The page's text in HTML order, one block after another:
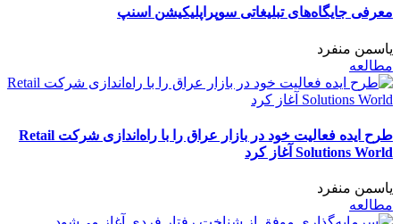
معرفی جایگاه‌های تبلیغاتی سوپراپلیکیشن اسنپ
یاسمن منفرد
مطالعه
طرح ایده فعالیت خود در بازار عراق را با راه‌اندازی شرکت Retail
Solutions World آغاز کرد
یاسمن منفرد
مطالعه